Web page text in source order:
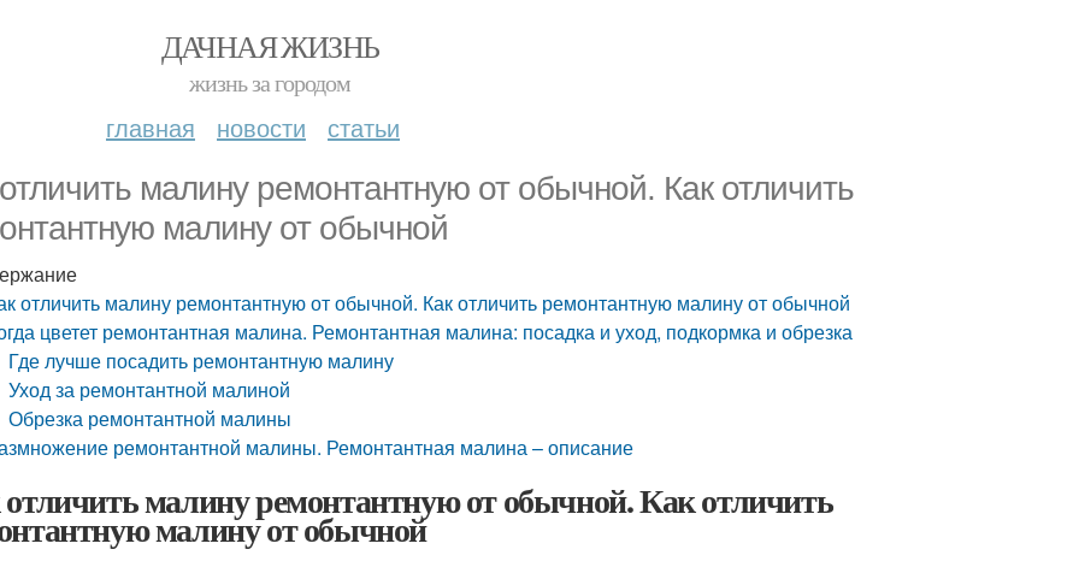
ДАЧНАЯ ЖИЗНЬ
жизнь за городом
главная новости статьи
малину ремонтантную от обычной. Как отличить
малину от обычной
отличить малину ремонтантную от обычной. Как отличить ремонтантную малину от обычной
цветет ремонтантная малина. Ремонтантная малина: посадка и уход, подкормка и обрезка
Где лучше посадить ремонтантную малину
Уход за ремонтантной малиной
Обрезка ремонтантной малины
ремонтантной малины. Ремонтантная малина – описание
малину ремонтантную от обычной. Как отличить
малину от обычной